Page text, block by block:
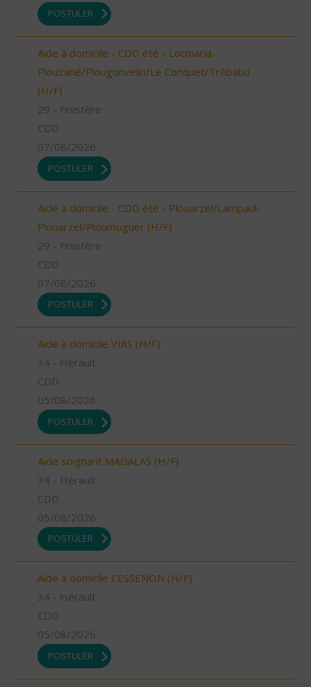
POSTULER
Aide à domicile - CDD été - Locmaria-
Plouzané/Plougonvelin/Le Conquet/Trébabu
(H/F)
29 - Finistère
CDD
07/08/2026
POSTULER
Aide à domicile - CDD été - Plouarzel/Lampaul-
Plouarzel/Ploumoguer (H/F)
29 - Finistère
CDD
07/08/2026
POSTULER
Aide à domicile VIAS (H/F)
34 - Hérault
CDD
05/08/2026
POSTULER
Aide soignant MAGALAS (H/F)
34 - Hérault
CDD
05/08/2026
POSTULER
Aide à domicile CESSENON (H/F)
34 - Hérault
CDD
05/08/2026
POSTULER